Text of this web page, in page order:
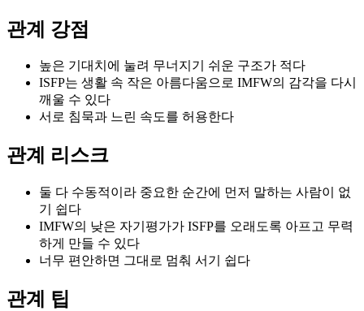
관계 강점
높은 기대치에 눌려 무너지기 쉬운 구조가 적다
ISFP는 생활 속 작은 아름다움으로 IMFW의 감각을 다시
깨울 수 있다
서로 침묵과 느린 속도를 허용한다
관계 리스크
둘 다 수동적이라 중요한 순간에 먼저 말하는 사람이 없
기 쉽다
IMFW의 낮은 자기평가가 ISFP를 오래도록 아프고 무력
하게 만들 수 있다
너무 편안하면 그대로 멈춰 서기 쉽다
관계 팁